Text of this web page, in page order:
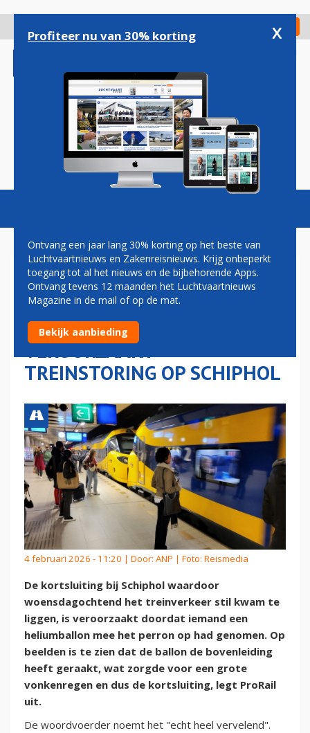
gaan
Check in
Magazine Podcasts Vacatures
ONDANKS
WAARSCHUWINGSBORDEN:
HELIUMBALLON
VEROORZAAKT
TREINSTORING OP SCHIPHOL
4 februari 2026 - 11:20 | Door: ANP | Foto: Reismedia
De kortsluiting bij Schiphol waardoor
woensdagochtend het treinverkeer stil kwam te
liggen, is veroorzaakt doordat iemand een
heliumballon mee het perron op had genomen. Op
beelden is te zien dat de ballon de bovenleiding
heeft geraakt, wat zorgde voor een grote
vonkenregen en dus de kortsluiting, legt ProRail
uit.
De woordvoerder noemt het "echt heel vervelend".
Profiteer nu van 30% korting x
Ontvang een jaar lang 30% korting op het beste van
Luchtvaartnieuws en Zakenreisnieuws. Krijg onbeperkt
toegang tot al het nieuws en de bijbehorende Apps.
Ontvang tevens 12 maanden het Luchtvaartnieuws
Magazine in de mail of op de mat.
Bekijk aanbieding